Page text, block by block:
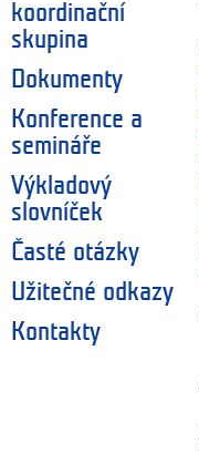
koordinační
skupina
Dokumenty
Konference a
semináře
Výkladový
slovníček
Časté otázky
Užitečné odkazy
Kontakty